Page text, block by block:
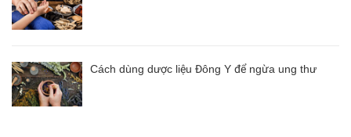
Cách dùng dược liệu Đông Y để ngừa ung thư